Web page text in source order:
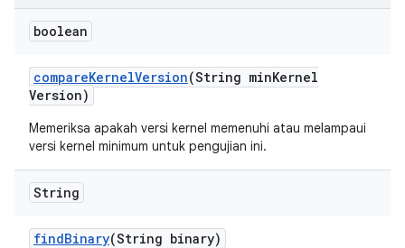
boolean
compareKernelVersion(String minKernel
Version)
Memeriksa apakah versi kernel memenuhi atau melampaui
versi kernel minimum untuk pengujian ini.
String
findBinary(String binary)